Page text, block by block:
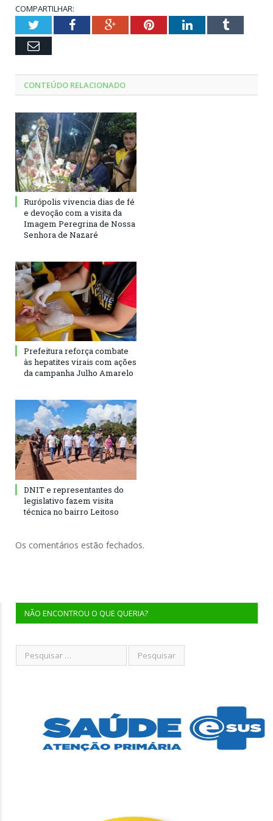
COMPARTILHAR:
TwitterFacebookGoogle+PinterestLinkedInTumblr
Email
CONTEÚDO RELACIONADO
Rurópolis vivencia dias de fé
e devoção com a visita da
Imagem Peregrina de Nossa
Senhora de Nazaré
Prefeitura reforça combate
às hepatites virais com ações
da campanha Julho Amarelo
DNIT e representantes do
legislativo fazem visita
técnica no bairro Leitoso
Os comentários estão fechados.
NÃO ENCONTROU O QUE QUERIA?